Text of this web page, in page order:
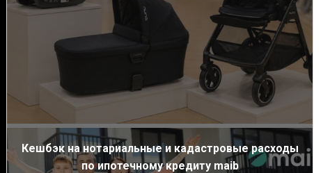
Кешбэк на нотариальные и кадастровые расходы
по ипотечному кредиту maib